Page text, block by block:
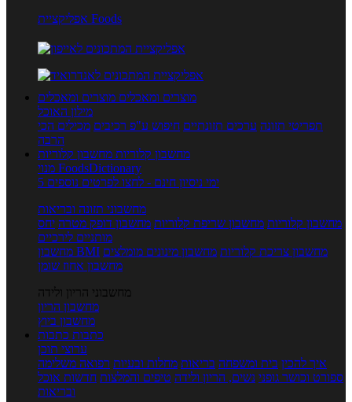
אפליקציית Foods
מוצרים ומאכלים מוצרים ומאכלים
מילון האוכל
תפריטי תזונה ערכים תזונתיים חיפוש ע"פ רכיבים מכילים הכי
הרבה
מחשבון קלוריות מחשבון קלוריות
מנוי FoodsDictionary
5 ימי ניסיון חינם - לחצו לפרטים נוספים
מחשבוני תזונה ובריאות
מחשבון קלוריות מחשבון שריפת קלוריות מחשבון דופק מטרה יחס
מותניים לירכיים
מחשבון BMI
מחשבון צריכת קלוריות מחשבון מינונים מומלצים
מחשבון אחוז שומן
מחשבוני הריון ולידה
מחשבון הריון
מחשבון ביוץ
כתבות כתבות
ערוצי תוכן
איך להכין בית ומשפחה בריאות מחלות ובעיות רפואה משלימה
ספורט וכושר גופני נשים, הריון ולידה טיפים והמלצות חדשות אוכל
ובריאות